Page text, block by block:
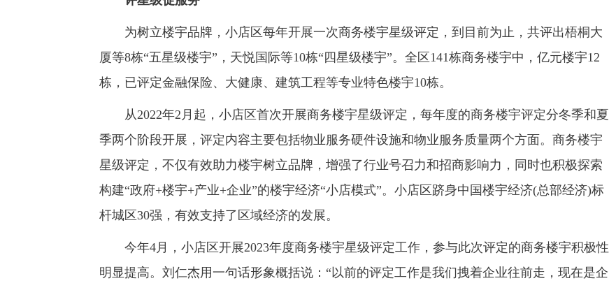
为树立楼宇品牌，小店区每年开展一次商务楼宇星级评定，到目前为止，共评出梧桐大
厦等8栋“五星级楼宇”，天悦国际等10栋“四星级楼宇”。全区141栋商务楼宇中，亿元楼宇12
栋，已评定金融保险、大健康、建筑工程等专业特色楼宇10栋。
从2022年2月起，小店区首次开展商务楼宇星级评定，每年度的商务楼宇评定分冬季和夏
季两个阶段开展，评定内容主要包括物业服务硬件设施和物业服务质量两个方面。商务楼宇
星级评定，不仅有效助力楼宇树立品牌，增强了行业号召力和招商影响力，同时也积极探索
构建“政府+楼宇+产业+企业”的楼宇经济“小店模式”。小店区跻身中国楼宇经济(总部经济)标
杆城区30强，有效支持了区域经济的发展。
今年4月，小店区开展2023年度商务楼宇星级评定工作，参与此次评定的商务楼宇积极性
明显提高。刘仁杰用一句话形象概括说：“以前的评定工作是我们拽着企业往前走，现在是企